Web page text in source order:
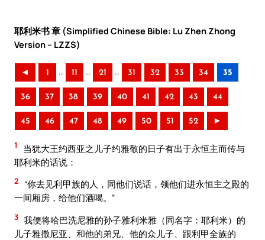
耶利米书 章 (Simplified Chinese Bible: Lu Zhen Zhong
Version – LZZS)
◄ 1 .. 11 .. 21 .. 31 32 33 34 35
36 37 38 39 40 41 42 43 44
45 46 47 48 49 50 51 52 ►
1
当犹大王约西亚之儿子约雅敬的日子有出于永恒主而传与
耶利米的话说：
2
“你去见利甲族的人，同他们说话，领他们进永恒主之殿的
一间厢房，给他们酒喝。”
3 我便将哈巴洗尼雅的孙子雅利米雅（同名字：耶利米）的
儿子雅撒尼亚、和他的弟兄、他的众儿子、跟利甲全族的